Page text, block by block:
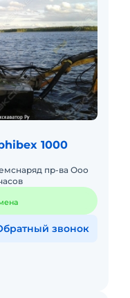
1000
пр-ва Ооо
звонок